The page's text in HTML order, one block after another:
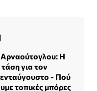
Η
για τον
- Πού
τοπικές μπόρες